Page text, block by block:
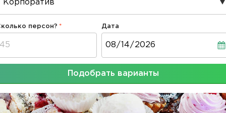
персон? Дата
Подобрать варианты